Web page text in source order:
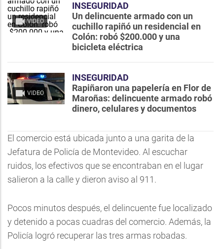
VIDEO
INSEGURIDAD
Un delincuente armado con un
cuchillo rapiñó un residencial en
Colón: robó $200.000 y una
bicicleta eléctrica
VIDEO
INSEGURIDAD
Rapiñaron una papelería en Flor de
Maroñas: delincuente armado robó
dinero, celulares y documentos
El comercio está ubicada junto a una garita de la
Jefatura de Policía de Montevideo. Al escuchar
ruidos, los efectivos que se encontraban en el lugar
salieron a la calle y dieron aviso al 911.
Pocos minutos después, el delincuente fue localizado
y detenido a pocas cuadras del comercio. Además, la
Policía logró recuperar las tres armas robadas.